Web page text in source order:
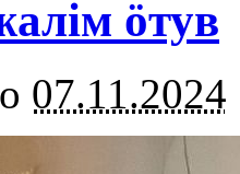
öтув
07.11.2024